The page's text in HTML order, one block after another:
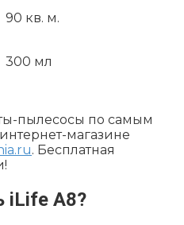
90 кв. м.
300 мл
пылесосы по самым
магазине
. Бесплатная
iLife A8?